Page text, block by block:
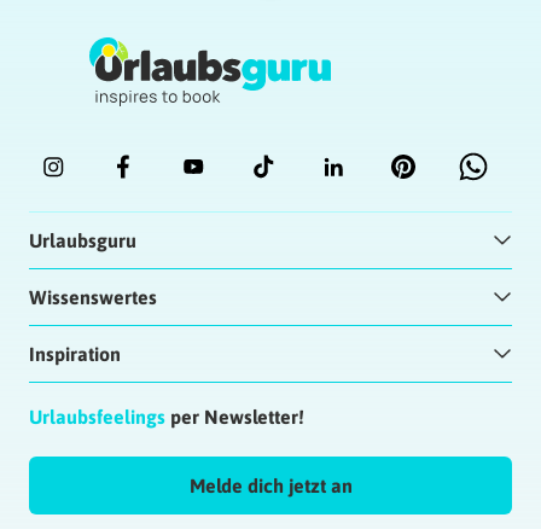
Urlaubsguru
Wissenswertes
Inspiration
Urlaubsfeelings per Newsletter!
Melde dich jetzt an